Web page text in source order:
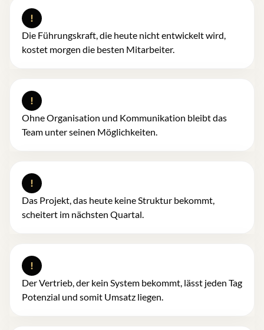
!
Die Führungskraft, die heute nicht entwickelt wird,
kostet morgen die besten Mitarbeiter.
!
Ohne Organisation und Kommunikation bleibt das
Team unter seinen Möglichkeiten.
!
Das Projekt, das heute keine Struktur bekommt,
scheitert im nächsten Quartal.
!
Der Vertrieb, der kein System bekommt, lässt jeden Tag
Potenzial und somit Umsatz liegen.